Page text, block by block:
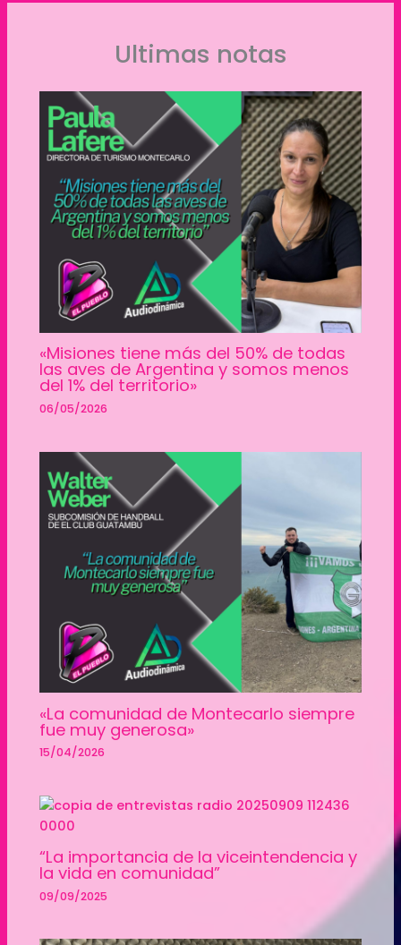
Ultimas notas
«Misiones tiene más del 50% de todas
las aves de Argentina y somos menos
del 1% del territorio»
06/05/2026
«La comunidad de Montecarlo siempre
fue muy generosa»
15/04/2026
“La importancia de la viceintendencia y
la vida en comunidad”
09/09/2025